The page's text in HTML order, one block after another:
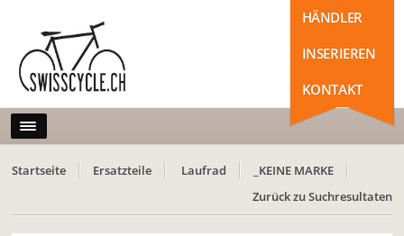
HÄNDLER
INSERIEREN
KONTAKT
Startseite Ersatzteile Laufrad
_KEINE MARKE
Zurück zu Suchresultaten